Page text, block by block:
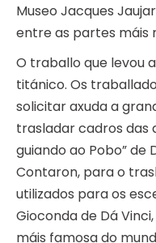
Museo Jacques
entre as partes máis
O traballo que levou
titánico. Os
solicitar axuda a
trasladar cadros das
guiando ao Pobo” de
Contaron, para o
utilizados para os
Gioconda de Dá
máis famosa do